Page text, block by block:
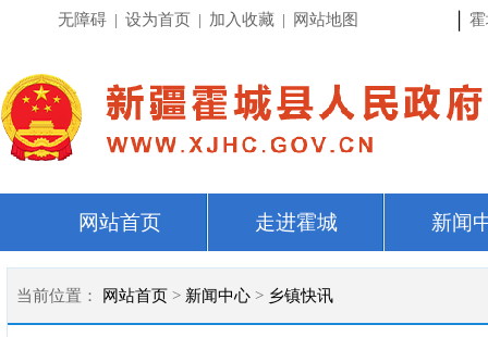
无障碍 | 设为首页 | 加入收藏 | 网站地图
网站首页 走进霍城 新闻
当前位置： 网站首页 > 新闻中心 > 乡镇快讯